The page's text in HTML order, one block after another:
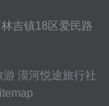
吉镇18区爱民路
游 漠河悦途旅行社